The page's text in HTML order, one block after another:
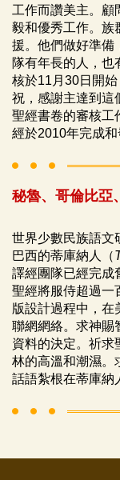
工作而讚美主。顧
毅和優秀工作。族
援。他們做好準備
隊有年長的人，也
核於11月30日開
祝，感謝主達到這
聖經書卷的審核工
經於2010年完成和
秘魯、哥倫比亞
世界少數民族語文
巴西的蒂庫納人（
譯經團隊已經完成
聖經將服侍超過一
版設計過程中，在
聯網網絡。求神賜
資料的決定。祈求
林的高溫和潮濕。
話語紮根在蒂庫納